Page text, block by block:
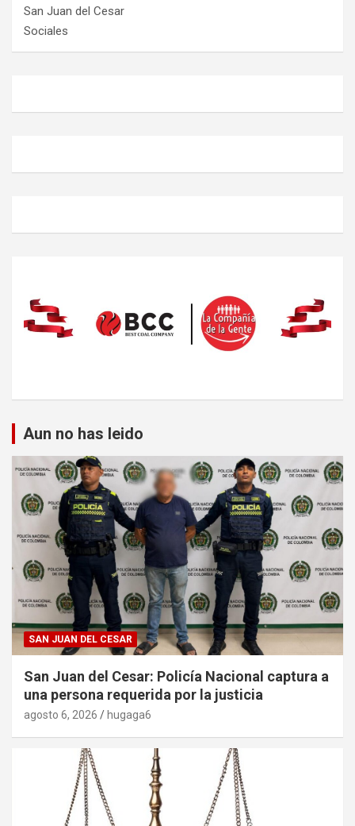
San Juan del Cesar
Sociales
Aun no has leido
SAN JUAN DEL CESAR
San Juan del Cesar: Policía Nacional captura a
una persona requerida por la justicia
agosto 6, 2026 hugaga6